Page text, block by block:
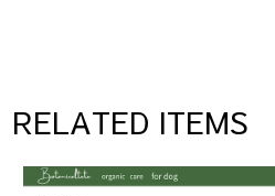
RELATED ITEMS